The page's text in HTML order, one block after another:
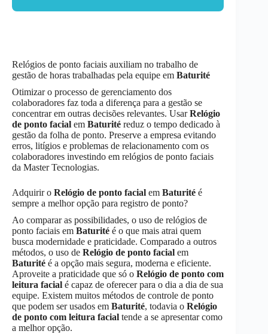
Relógios de ponto faciais auxiliam no trabalho de
gestão de horas trabalhadas pela equipe em Baturité
Otimizar o processo de gerenciamento dos
colaboradores faz toda a diferença para a gestão se
concentrar em outras decisões relevantes. UsarRelógio
de ponto facial em Baturité reduz o tempo dedicado à
gestão da folha de ponto. Preserve a empresa evitando
erros, litígios e problemas de relacionamento com os
colaboradores investindo em relógios de ponto faciais
da Master Tecnologias.
Adquirir o Relógio de ponto facial em Baturité é
sempre a melhor opção para registro de ponto?
Ao comparar as possibilidades, o uso de relógios de
ponto faciais em Baturité é o que mais atrai quem
busca modernidade e praticidade. Comparado a outros
métodos, o uso de Relógio de ponto facial em
Baturité é a opção mais segura, moderna e eficiente.
Aproveite a praticidade que só o Relógio de ponto com
leitura facial é capaz de oferecer para o dia a dia de sua
equipe. Existem muitos métodos de controle de ponto
que podem ser usados em Baturité, todavia o Relógio
de ponto com leitura facial tende a se apresentar como
a melhor opção.